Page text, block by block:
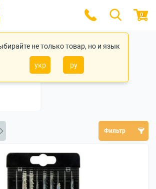
не только товар, но и язык
укр ру
0
для инструментов
для лобзика
Фильтр